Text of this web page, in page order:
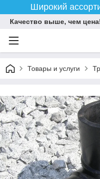
Широкий
Качество выше, чем
Товары и услуги